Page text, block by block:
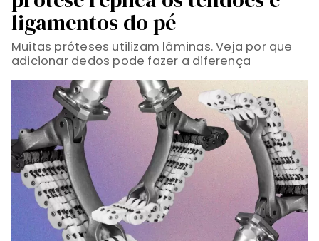
ligamentos do pé
Muitas próteses utilizam lâminas. Veja por que
adicionar dedos pode fazer a diferença